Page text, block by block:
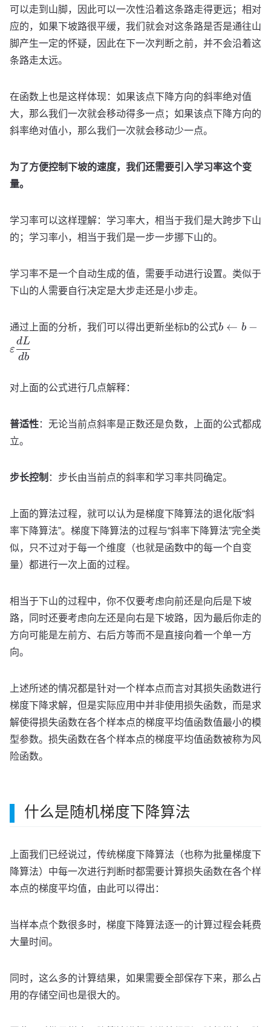
可以走到山脚，因此可以一次性沿着这条路走得更远；相对
应的，如果下坡路很平缓，我们就会对这条路是否是通往山
脚产生一定的怀疑，因此在下一次判断之前，并不会沿着这
条路走太远。
在函数上也是这样体现：如果该点下降方向的斜率绝对值
大，那么我们一次就会移动得多一点；如果该点下降方向的
斜率绝对值小，那么我们一次就会移动少一点。
为了方便控制下坡的速度，我们还需要引入学习率这个变
量。
学习率可以这样理解：学习率大，相当于我们是大跨步下山
的；学习率小，相当于我们是一步一步挪下山的。
学习率不是一个自动生成的值，需要手动进行设置。类似于
下山的人需要自行决定是大步走还是小步走。
通过上面的分析，我们可以得出更新坐标b的公式b ← b −
ε
db
dL
对上面的公式进行几点解释：
普适性：无论当前点斜率是正数还是负数，上面的公式都成
立。
步长控制 ：步长由当前点的斜率和学习率共同确定。
上面的算法过程，就可以认为是梯度下降算法的退化版“斜
率下降算法”。梯度下降算法的过程与“斜率下降算法”完全类
似，只不过对于每一个维度（也就是函数中的每一个自变
量）都进行一次上面的过程。
相当于下山的过程中，你不仅要考虑向前还是向后是下坡
路，同时还要考虑向左还是向右是下坡路，因为最后你走的
方向可能是左前方、右后方等而不是直接向着一个单一方
向。
上述所述的情况都是针对一个样本点而言对其损失函数进行
梯度下降求解，但是实际应用中并非使用损失函数，而是求
解使得损失函数在各个样本点的梯度平均值函数值最小的模
型参数。损失函数在各个样本点的梯度平均值函数被称为风
险函数。
什么是随机梯度下降算法
上面我们已经说过，传统梯度下降算法（也称为批量梯度下
降算法）中每一次进行判断时都需要计算损失函数在各个样
本点的梯度平均值，由此可以得出：
当样本点个数很多时，梯度下降算法逐一的计算过程会耗费
大量时间。
同时，这么多的计算结果，如果需要全部保存下来，那么占
用的存储空间也是很大的。